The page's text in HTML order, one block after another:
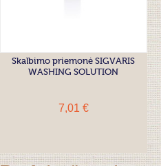
Skalbimo priemonė SIGVARIS
WASHING SOLUTION
7,01 €